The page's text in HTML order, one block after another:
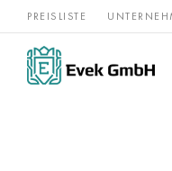
PREISLISTE
Nickel